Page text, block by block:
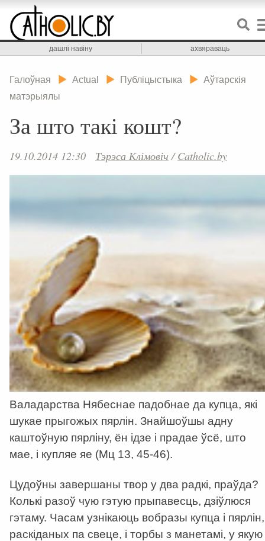
дашлі навіну ахвяраваць
Галоўная Actual Публіцыстыка
Аўтарскія
матэрыялы
За што такі кошт?
19.10.2014 12:30 Тэрэса Клімовіч /Catholic.by
Валадарства Нябеснае падобнае да купца, які
шукае прыгожых пярлін. Знайшоўшы адну
каштоўную пярліну, ён ідзе і прадае ўсё, што
мае, і купляе яе (Мц 13, 45-46).
Цудоўны завершаны твор у два радкі, праўда?
Колькі разоў чую гэтую прыпавесць, дзіўлюся
гэтаму. Часам узнікаюць вобразы купца і пярлін,
раскіданых па свеце, і торбы з манетамі, у якую